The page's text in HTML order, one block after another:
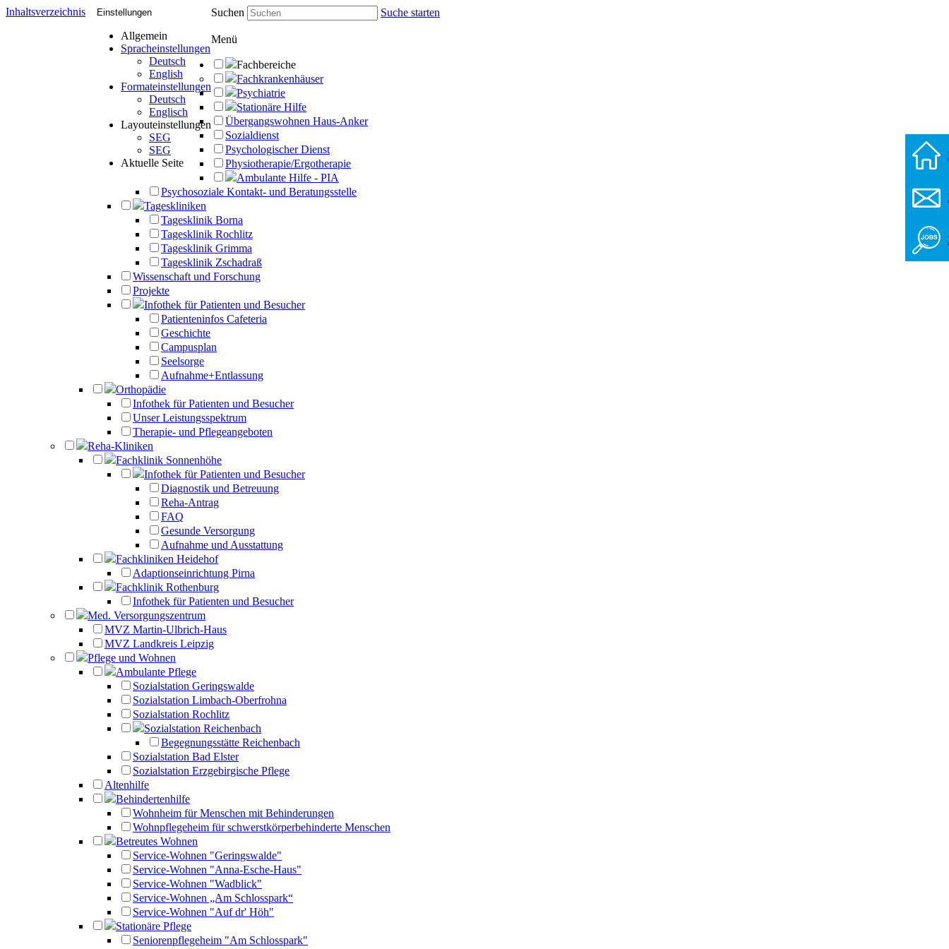
Inhaltsverzeichnis Einstellungen
Allgemein
Spracheinstellungen
Deutsch
English
Formateinstellungen
Deutsch
Englisch
Layouteinstellungen
SEG
SEG
Aktuelle Seite
Suchen Suche starten
Menü
Fachbereiche
Fachkrankenhäuser
Psychiatrie
Stationäre Hilfe
Übergangswohnen Haus-Anker
Sozialdienst
Psychologischer Dienst
Physiotherapie/Ergotherapie
Ambulante Hilfe - PIA
Psychosoziale Kontakt- und Beratungsstelle
Tageskliniken
Tagesklinik Borna
Tagesklinik Rochlitz
Tagesklinik Grimma
Tagesklinik Zschadraß
Wissenschaft und Forschung
Projekte
Infothek für Patienten und Besucher
Patienteninfos Cafeteria
Geschichte
Campusplan
Seelsorge
Aufnahme+Entlassung
Orthopädie
Infothek für Patienten und Besucher
Unser Leistungsspektrum
Therapie- und Pflegeangeboten
Reha-Kliniken
Fachklinik Sonnenhöhe
Infothek für Patienten und Besucher
Diagnostik und Betreuung
Reha-Antrag
FAQ
Gesunde Versorgung
Aufnahme und Ausstattung
Fachkliniken Heidehof
Adaptionseinrichtung Pirna
Fachklinik Rothenburg
Infothek für Patienten und Besucher
Med. Versorgungszentrum
MVZ Martin-Ulbrich-Haus
MVZ Landkreis Leipzig
Pflege und Wohnen
Ambulante Pflege
Sozialstation Geringswalde
Sozialstation Limbach-Oberfrohna
Sozialstation Rochlitz
Sozialstation Reichenbach
Begegnungsstätte Reichenbach
Sozialstation Bad Elster
Sozialstation Erzgebirgische Pflege
Altenhilfe
Behindertenhilfe
Wohnheim für Menschen mit Behinderungen
Wohnpflegeheim für schwerstkörperbehinderte Menschen
Betreutes Wohnen
Service-Wohnen "Geringswalde"
Service-Wohnen "Anna-Esche-Haus"
Service-Wohnen "Wadblick"
Service-Wohnen „Am Schlosspark“
Service-Wohnen "Auf dr' Höh"
Stationäre Pflege
Seniorenpflegeheim "Am Schlosspark"